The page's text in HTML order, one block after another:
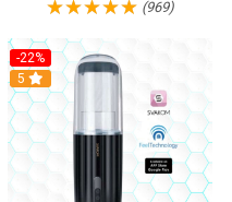
(969)
-22%
5